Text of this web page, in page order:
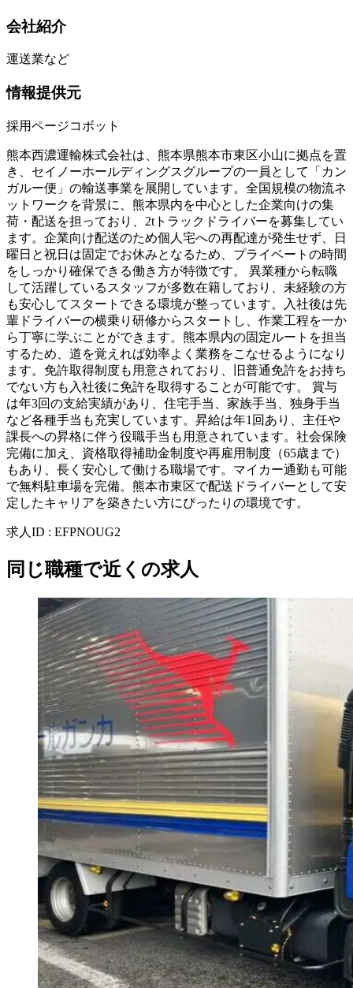
会社紹介
運送業など
情報提供元
採用ページコボット
熊本西濃運輸株式会社は、熊本県熊本市東区小山に拠点を置
き、セイノーホールディングスグループの一員として「カン
ガルー便」の輸送事業を展開しています。全国規模の物流ネ
ットワークを背景に、熊本県内を中心とした企業向けの集
荷・配送を担っており、2tトラックドライバーを募集してい
ます。企業向け配送のため個人宅への再配達が発生せず、日
曜日と祝日は固定でお休みとなるため、プライベートの時間
をしっかり確保できる働き方が特徴です。 異業種から転職
して活躍しているスタッフが多数在籍しており、未経験の方
も安心してスタートできる環境が整っています。入社後は先
輩ドライバーの横乗り研修からスタートし、作業工程を一か
ら丁寧に学ぶことができます。熊本県内の固定ルートを担当
するため、道を覚えれば効率よく業務をこなせるようになり
ます。免許取得制度も用意されており、旧普通免許をお持ち
でない方も入社後に免許を取得することが可能です。 賞与
は年3回の支給実績があり、住宅手当、家族手当、独身手当
など各種手当も充実しています。昇給は年1回あり、主任や
課長への昇格に伴う役職手当も用意されています。社会保険
完備に加え、資格取得補助金制度や再雇用制度（65歳まで）
もあり、長く安心して働ける職場です。マイカー通勤も可能
で無料駐車場を完備。熊本市東区で配送ドライバーとして安
定したキャリアを築きたい方にぴったりの環境です。
求人ID : EFPNOUG2
同じ職種で近くの求人